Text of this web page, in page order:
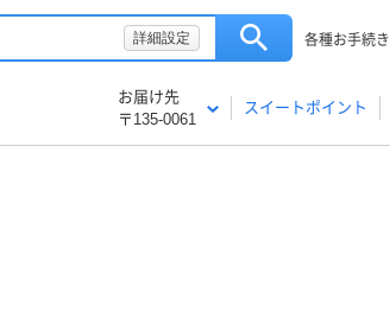
詳細設定 各種お手続き
お届け先
〒135-0061
スイートポイント